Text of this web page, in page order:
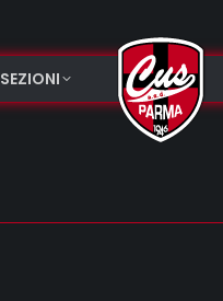
SEZIONI